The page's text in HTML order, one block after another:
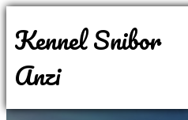
Kennel Snibor
Anzi